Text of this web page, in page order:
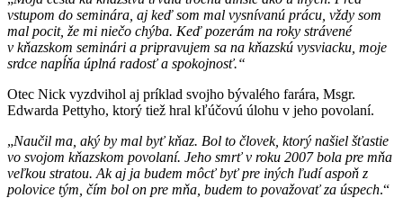
vstupom do seminára, aj keď som mal vysnívanú prácu, vždy som
mal pocit, že mi niečo chýba. Keď pozerám na roky strávené
v kňazskom seminári a pripravujem sa na kňazskú vysviacku, moje
srdce napĺňa úplná radosť a spokojnosť.“
Otec Nick vyzdvihol aj príklad svojho bývalého farára, Msgr.
Edwarda Pettyho, ktorý tiež hral kľúčovú úlohu v jeho povolaní.
„Naučil ma, aký by mal byť kňaz. Bol to človek, ktorý našiel šťastie
vo svojom kňazskom povolaní. Jeho smrť v roku 2007 bola pre mňa
veľkou stratou. Ak aj ja budem môcť byť pre iných ľudí aspoň z
polovice tým, čím bol on pre mňa, budem to považovať za úspech.“